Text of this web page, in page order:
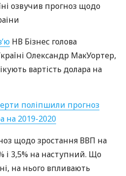
озвучив прогноз щодо
НВ Бізнес голова
Олександр МакУортер,
вартість долара на
поліпшили прогноз
на 2019-2020
щодо зростання ВВП на
і 3,5% на наступний. Що
на нього впливають